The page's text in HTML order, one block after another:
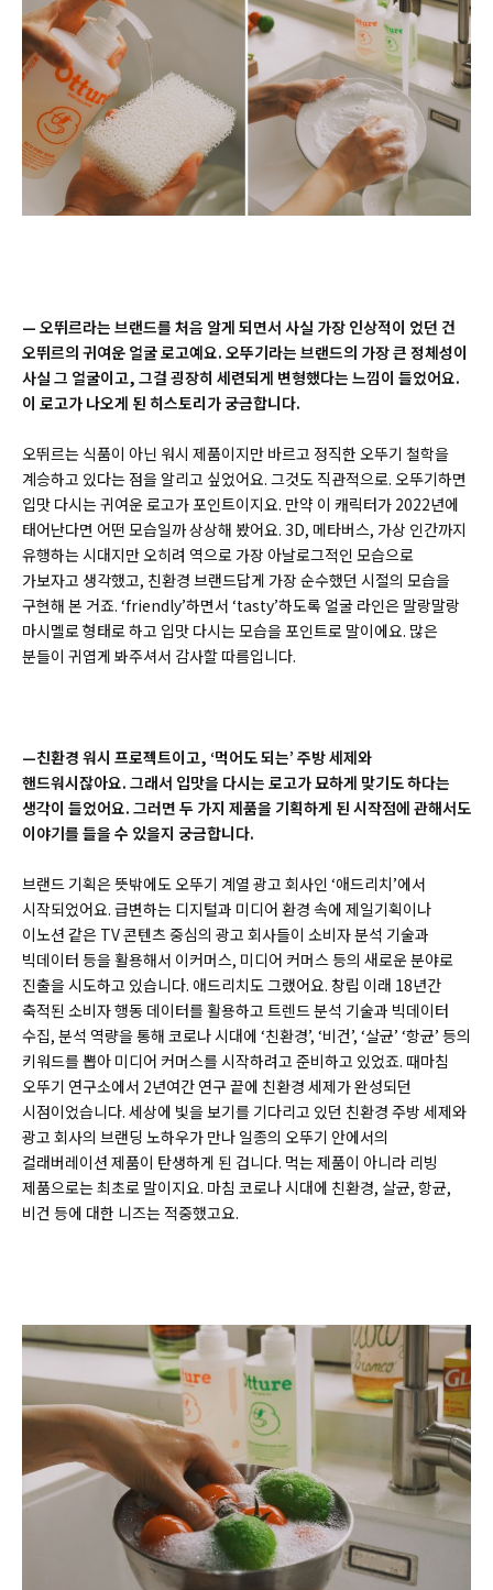
— 오뛰르라는 브랜드를 처음 알게 되면서 사실 가장 인상적이 었던 건
오뛰르의 귀여운 얼굴 로고예요. 오뚜기라는 브랜드의 가장 큰 정체성이
사실 그 얼굴이고, 그걸 굉장히 세련되게 변형했다는 느낌이 들었어요.
이 로고가 나오게 된 히스토리가 궁금합니다.
오뛰르는 식품이 아닌 워시 제품이지만 바르고 정직한 오뚜기 철학을
계승하고 있다는 점을 알리고 싶었어요. 그것도 직관적으로. 오뚜기하면
입맛 다시는 귀여운 로고가 포인트이지요. 만약 이 캐릭터가 2022년에
태어난다면 어떤 모습일까 상상해 봤어요. 3D, 메타버스, 가상 인간까지
유행하는 시대지만 오히려 역으로 가장 아날로그적인 모습으로
가보자고 생각했고, 친환경 브랜드답게 가장 순수했던 시절의 모습을
구현해 본 거죠. ‘friendly’하면서 ‘tasty’하도록 얼굴 라인은 말랑말랑
마시멜로 형태로 하고 입맛 다시는 모습을 포인트로 말이에요. 많은
분들이 귀엽게 봐주셔서 감사할 따름입니다.
—친환경 워시 프로젝트이고, ‘먹어도 되는’ 주방 세제와
핸드워시잖아요. 그래서 입맛을 다시는 로고가 묘하게 맞기도 하다는
생각이 들었어요. 그러면 두 가지 제품을 기획하게 된 시작점에 관해서도
이야기를 들을 수 있을지 궁금합니다.
브랜드 기획은 뜻밖에도 오뚜기 계열 광고 회사인 ‘애드리치’에서
시작되었어요. 급변하는 디지털과 미디어 환경 속에 제일기획이나
이노션 같은 TV 콘텐츠 중심의 광고 회사들이 소비자 분석 기술과
빅데이터 등을 활용해서 이커머스, 미디어 커머스 등의 새로운 분야로
진출을 시도하고 있습니다. 애드리치도 그랬어요. 창립 이래 18년간
축적된 소비자 행동 데이터를 활용하고 트렌드 분석 기술과 빅데이터
수집, 분석 역량을 통해 코로나 시대에 ‘친환경’, ‘비건’, ‘살균’ ‘항균’ 등의
키워드를 뽑아 미디어 커머스를 시작하려고 준비하고 있었죠. 때마침
오뚜기 연구소에서 2년여간 연구 끝에 친환경 세제가 완성되던
시점이었습니다. 세상에 빛을 보기를 기다리고 있던 친환경 주방 세제와
광고 회사의 브랜딩 노하우가 만나 일종의 오뚜기 안에서의
컬래버레이션 제품이 탄생하게 된 겁니다. 먹는 제품이 아니라 리빙
제품으로는 최초로 말이지요. 마침 코로나 시대에 친환경, 살균, 항균,
비건 등에 대한 니즈는 적중했고요.